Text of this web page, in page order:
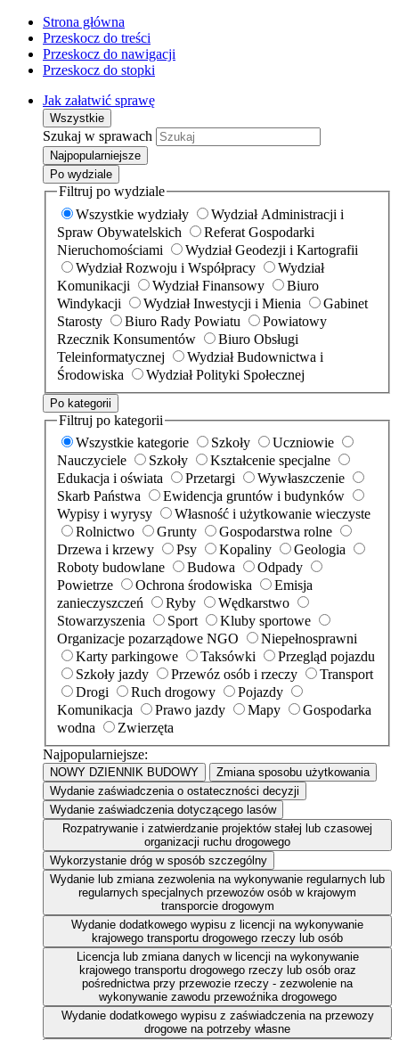
Strona główna
Przeskocz do treści
Przeskocz do nawigacji
Przeskocz do stopki
Jak załatwić sprawę
Wszystkie
Szukaj w sprawach
Najpopularniejsze
Po wydziale
Filtruj po wydziale
Wszystkie wydziały
Wydział Administracji i
Spraw Obywatelskich
Referat Gospodarki
Nieruchomościami
Wydział Geodezji i Kartografii
Wydział Rozwoju i Współpracy
Wydział
Komunikacji
Wydział Finansowy
Biuro
Windykacji
Wydział Inwestycji i Mienia
Gabinet
Starosty
Biuro Rady Powiatu
Powiatowy
Rzecznik Konsumentów
Biuro Obsługi
Teleinformatycznej
Wydział Budownictwa i
Środowiska
Wydział Polityki Społecznej
Po kategorii
Filtruj po kategorii
Wszystkie kategorie
Szkoły
Uczniowie
Nauczyciele
Szkoły
Kształcenie specjalne
Edukacja i oświata
Przetargi
Wywłaszczenie
Skarb Państwa
Ewidencja gruntów i budynków
Wypisy i wyrysy
Własność i użytkowanie wieczyste
Rolnictwo
Grunty
Gospodarstwa rolne
Drzewa i krzewy
Psy Kopaliny
Geologia
Roboty budowlane
Budowa
Odpady
Powietrze
Ochrona środowiska
Emisja
zanieczyszczeń
Ryby
Wędkarstwo
Stowarzyszenia
Sport
Kluby sportowe
Organizacje pozarządowe NGO
Niepełnosprawni
Karty parkingowe
Taksówki
Przegląd pojazdu
Szkoły jazdy
Przewóz osób i rzeczy
Transport
Drogi
Ruch drogowy
Pojazdy
Komunikacja
Prawo jazdy Mapy
Gospodarka
wodna
Zwierzęta
Najpopularniejsze:
NOWY DZIENNIK BUDOWY
Zmiana sposobu użytkowania
Wydanie zaświadczenia o ostateczności decyzji
Wydanie zaświadczenia dotyczącego lasów
Rozpatrywanie i zatwierdzanie projektów stałej lub czasowej
organizacji ruchu drogowego
Wykorzystanie dróg w sposób szczególny
Wydanie lub zmiana zezwolenia na wykonywanie regularnych lub
regularnych specjalnych przewozów osób w krajowym
transporcie drogowym
Wydanie dodatkowego wypisu z licencji na wykonywanie
krajowego transportu drogowego rzeczy lub osób
Licencja lub zmiana danych w licencji na wykonywanie
krajowego transportu drogowego rzeczy lub osób oraz
pośrednictwa przy przewozie rzeczy - zezwolenie na
wykonywanie zawodu przewoźnika drogowego
Wydanie dodatkowego wypisu z zaświadczenia na przewozy
drogowe na potrzeby własne